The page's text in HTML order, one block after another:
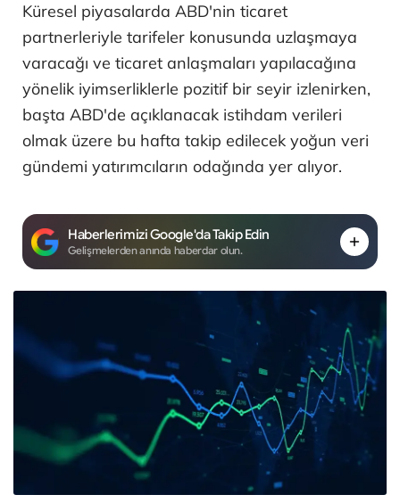
Küresel piyasalarda ABD'nin ticaret
partnerleriyle tarifeler konusunda uzlaşmaya
varacağı ve ticaret anlaşmaları yapılacağına
yönelik iyimserliklerle pozitif bir seyir izlenirken,
başta ABD'de açıklanacak istihdam verileri
olmak üzere bu hafta takip edilecek yoğun veri
gündemi yatırımcıların odağında yer alıyor.
Haberlerimizi Google'da Takip Edin
Gelişmelerden anında haberdar olun.